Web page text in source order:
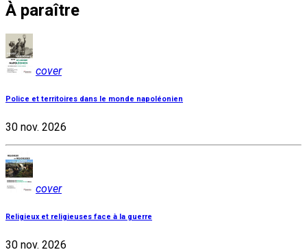
À paraître
cover
Police et territoires dans le monde napoléonien
30 nov. 2026
cover
Religieux et religieuses face à la guerre
30 nov. 2026